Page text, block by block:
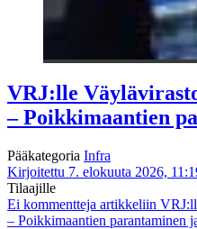
VRJ:lle
– Poikkimaantien
Pääkategoria Infra
Kirjoitettu 7. elokuuta 2026,
Tilaajille
Ei kommentteja artikkeliin
– Poikkimaantien parantaminen